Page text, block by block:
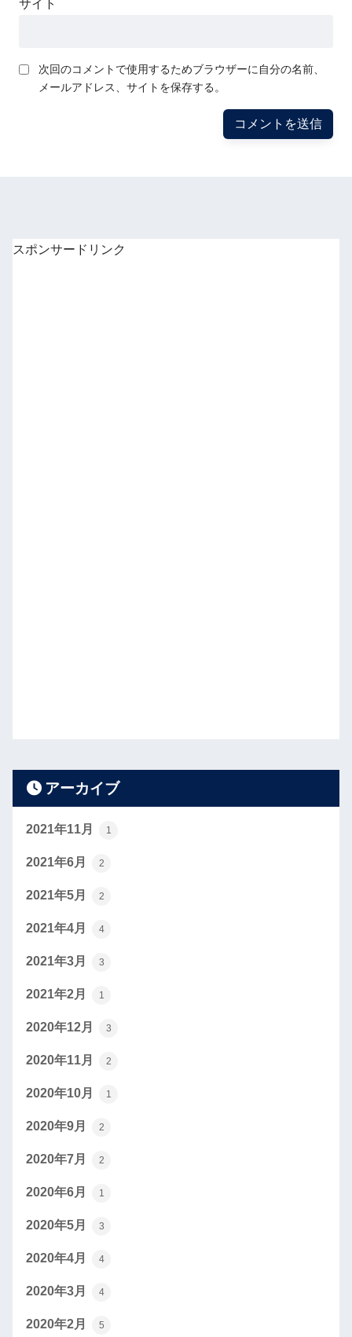
サイト
次回のコメントで使用するためブラウザーに自分の名前、
メールアドレス、サイトを保存する。
スポンサードリンク
アーカイブ
2021年11月 1
2021年6月 2
2021年5月 2
2021年4月 4
2021年3月 3
2021年2月 1
2020年12月 3
2020年11月 2
2020年10月 1
2020年9月 2
2020年7月 2
2020年6月 1
2020年5月 3
2020年4月 4
2020年3月 4
2020年2月 5